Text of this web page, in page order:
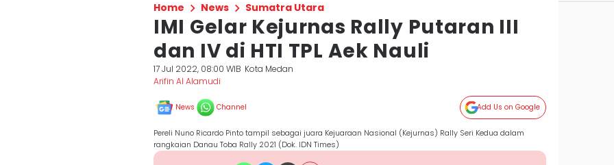
Home News Sumatra Utara
IMI Gelar Kejurnas Rally Putaran III
dan IV di HTI TPL Aek Nauli
17 Jul 2022, 08:00 WIB Kota Medan
Arifin Al Alamudi
News Channel Add Us on Google
Pereli Nuno Ricardo Pinto tampil sebagai juara Kejuaraan Nasional (Kejurnas) Rally Seri Kedua dalam
rangkaian Danau Toba Rally 2021 (Dok. IDN Times)